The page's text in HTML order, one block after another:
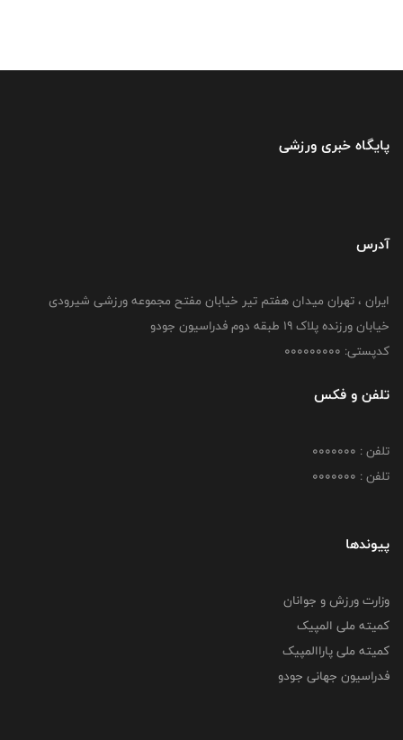
پایگاه خبری ورزشی
آدرس
ایران ، تهران میدان هفتم تیر خیابان مفتح مجموعه ورزشی شیرودی
خیابان ورزنده پلاک ۱۹ طبقه دوم فدراسیون جودو
کدپستی: 000000000
تلفن و فکس
تلفن : 0000000
تلفن : 0000000
پیوندها
وزارت ورزش و جوانان
کمیته ملی المپیک
کمیته ملی پاراالمپیک
فدراسیون جهانی جودو